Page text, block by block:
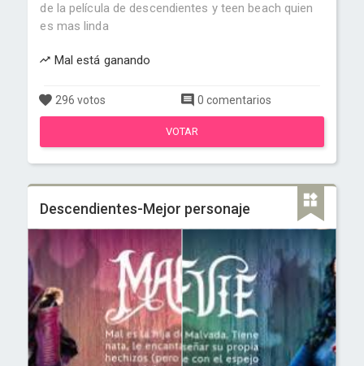
de la película de descendientes y teen beach quien
es mas linda
Mal está ganando
296 votos 0 comentarios
VOTAR
Descendientes-Mejor personaje